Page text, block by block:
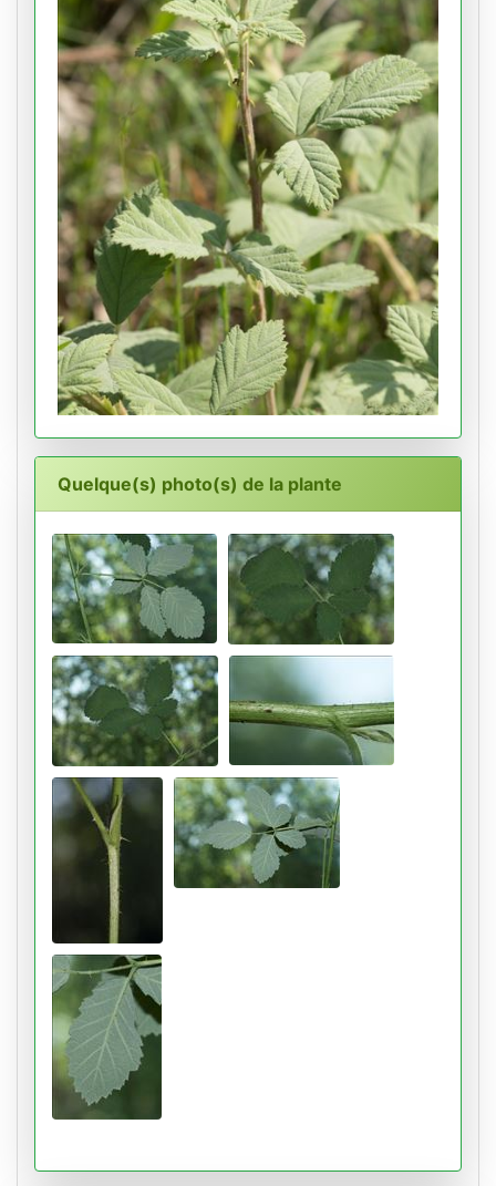
Quelque(s) photo(s) de la plante